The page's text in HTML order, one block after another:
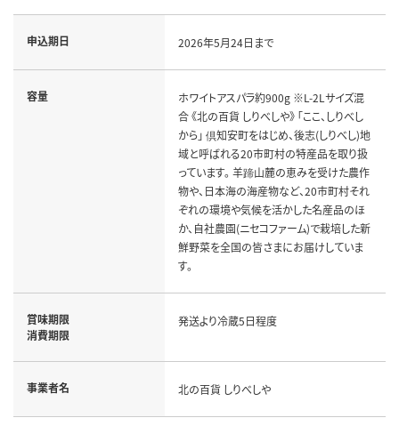
申込期日 2026年5月24日まで
容量
ホワイトアスパラ約900g ※L-2Lサイズ混
合 《北の百貨 しりべしや》 「ここ、しりべし
から」 倶知安町をはじめ、後志(しりべし)地
域と呼ばれる20市町村の特産品を取り扱
っています。 羊蹄山麓の恵みを受けた農作
物や、日本海の海産物など、20市町村それ
ぞれの環境や気候を活かした名産品のほ
か、自社農園(ニセコファーム)で栽培した新
鮮野菜を全国の皆さまにお届けしていま
す。
賞味期限
消費期限
発送より冷蔵5日程度
事業者名 北の百貨 しりべしや